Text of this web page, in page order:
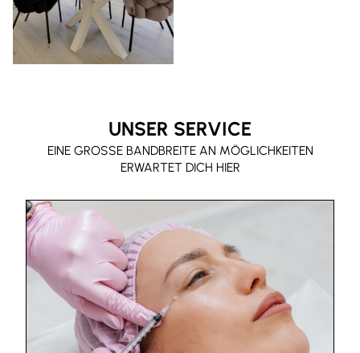
UNSER SERVICE
EINE GROSSE BANDBREITE AN MÖGLICHKEITEN E
RWARTET DICH HIER